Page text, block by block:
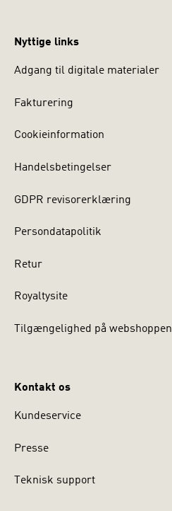
Nyttige links
Adgang til digitale materialer
Fakturering
Cookieinformation
Handelsbetingelser
GDPR revisorerklæring
Persondatapolitik
Retur
Royaltysite
Tilgængelighed på webshoppen
Kontakt os
Kundeservice
Presse
Teknisk support